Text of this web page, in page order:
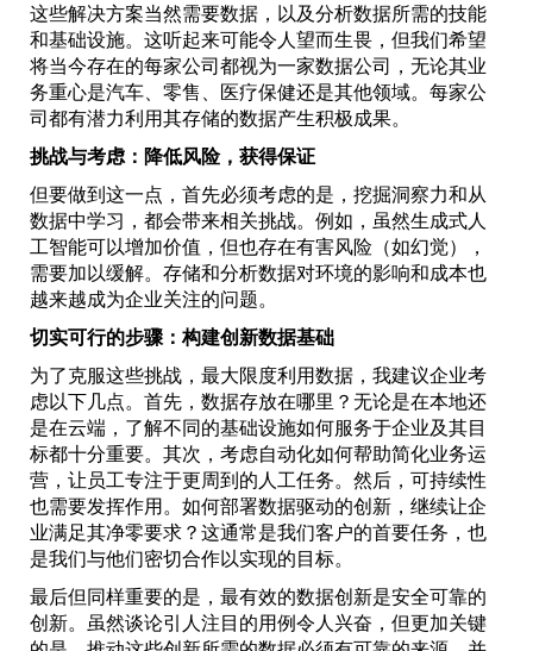
这些解决方案当然需要数据，以及分析数据所需的技能
和基础设施。这听起来可能令人望而生畏，但我们希望
将当今存在的每家公司都视为一家数据公司，无论其业
务重心是汽车、零售、医疗保健还是其他领域。每家公
司都有潜力利用其存储的数据产生积极成果。
挑战与考虑：降低风险，获得保证
但要做到这一点，首先必须考虑的是，挖掘洞察力和从
数据中学习，都会带来相关挑战。例如，虽然生成式人
工智能可以增加价值，但也存在有害风险（如幻觉），
需要加以缓解。存储和分析数据对环境的影响和成本也
越来越成为企业关注的问题。
切实可行的步骤：构建创新数据基础
为了克服这些挑战，最大限度利用数据，我建议企业考
虑以下几点。首先，数据存放在哪里？无论是在本地还
是在云端，了解不同的基础设施如何服务于企业及其目
标都十分重要。其次，考虑自动化如何帮助简化业务运
营，让员工专注于更周到的人工任务。然后，可持续性
也需要发挥作用。如何部署数据驱动的创新，继续让企
业满足其净零要求？这通常是我们客户的首要任务，也
是我们与他们密切合作以实现的目标。
最后但同样重要的是，最有效的数据创新是安全可靠的
创新。虽然谈论引人注目的用例令人兴奋，但更加关键